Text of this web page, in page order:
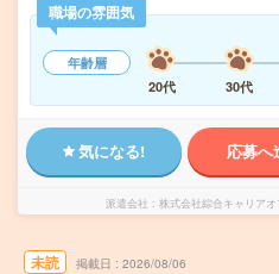
職場の雰囲気
年齢層
20代
30代
気になる! 応募へ
派遣会社 株式会社綜合キャリア
未読 掲載日 2026/08/06